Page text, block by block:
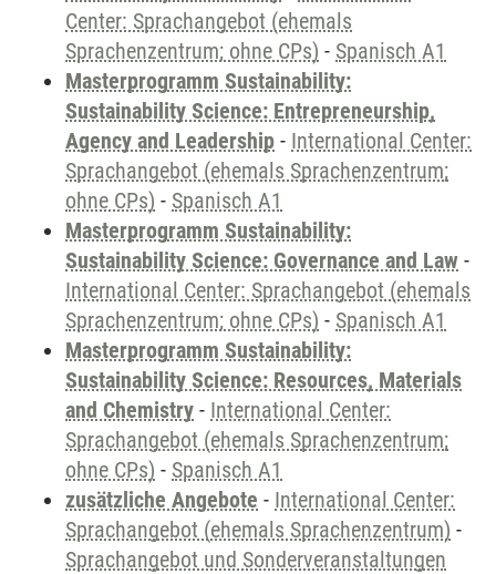
Center: Sprachangebot (ehemals
Sprachenzentrum; ohne CPs) - Spanisch A1
Masterprogramm Sustainability:
Sustainability Science: Entrepreneurship,
Agency and Leadership - International Center:
Sprachangebot (ehemals Sprachenzentrum;
ohne CPs) - Spanisch A1
Masterprogramm Sustainability:
Sustainability Science: Governance and Law -
International Center: Sprachangebot (ehemals
Sprachenzentrum; ohne CPs) - Spanisch A1
Masterprogramm Sustainability:
Sustainability Science: Resources, Materials
and Chemistry - International Center:
Sprachangebot (ehemals Sprachenzentrum;
ohne CPs) - Spanisch A1
zusätzliche Angebote - International Center:
Sprachangebot (ehemals Sprachenzentrum) -
Sprachangebot und Sonderveranstaltungen